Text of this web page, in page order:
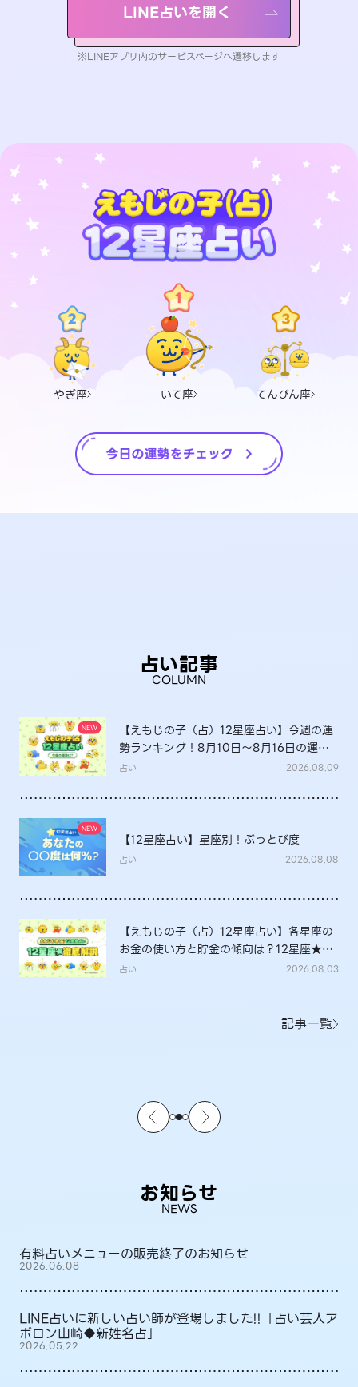
LINE占いを開く
※LINEアプリ内のサービスページへ遷移します
やぎ座 いて座 てんびん座
占い記事
COLUMN
【えもじの子（占）12星座占い】今週の運
勢ランキング！8月10日～8月16日の運勢
は？
占い 2026.08.09
【12星座占い】星座別！ぶっとび度
占い 2026.08.08
【えもじの子（占）12星座占い】各星座の
お金の使い方と貯金の傾向は？12星座★徹
底解説
占い 2026.08.03
記事一覧
お知らせ
NEWS
有料占いメニューの販売終了のお知らせ
2026.06.08
LINE占いに新しい占い師が登場しました!!「占い芸人ア
ポロン山崎◆新姓名占」
2026.05.22